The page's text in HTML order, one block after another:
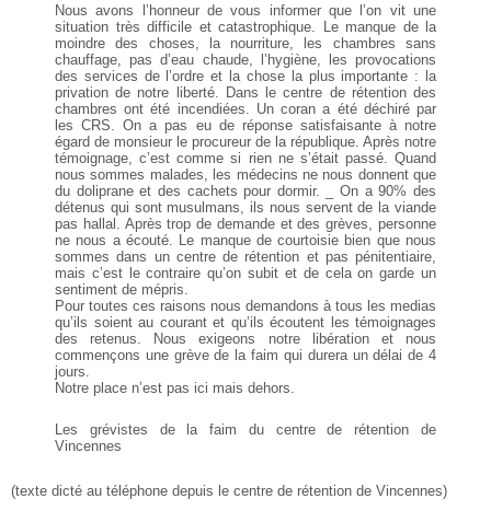
Nous avons l’honneur de vous informer que l’on vit une
situation très difficile et catastrophique. Le manque de la
moindre des choses, la nourriture, les chambres sans
chauffage, pas d’eau chaude, l’hygiène, les provocations
des services de l’ordre et la chose la plus importante : la
privation de notre liberté. Dans le centre de rétention des
chambres ont été incendiées. Un coran a été déchiré par
les CRS. On a pas eu de réponse satisfaisante à notre
égard de monsieur le procureur de la république. Après notre
témoignage, c’est comme si rien ne s’était passé. Quand
nous sommes malades, les médecins ne nous donnent que
du doliprane et des cachets pour dormir. _ On a 90% des
détenus qui sont musulmans, ils nous servent de la viande
pas hallal. Après trop de demande et des grèves, personne
ne nous a écouté. Le manque de courtoisie bien que nous
sommes dans un centre de rétention et pas pénitentiaire,
mais c’est le contraire qu’on subit et de cela on garde un
sentiment de mépris.
Pour toutes ces raisons nous demandons à tous les medias
qu’ils soient au courant et qu’ils écoutent les témoignages
des retenus. Nous exigeons notre libération et nous
commençons une grève de la faim qui durera un délai de 4
jours.
Notre place n’est pas ici mais dehors.
Les grévistes de la faim du centre de rétention de
Vincennes
(texte dicté au téléphone depuis le centre de rétention de Vincennes)